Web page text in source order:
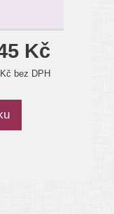
Kč
bez DPH